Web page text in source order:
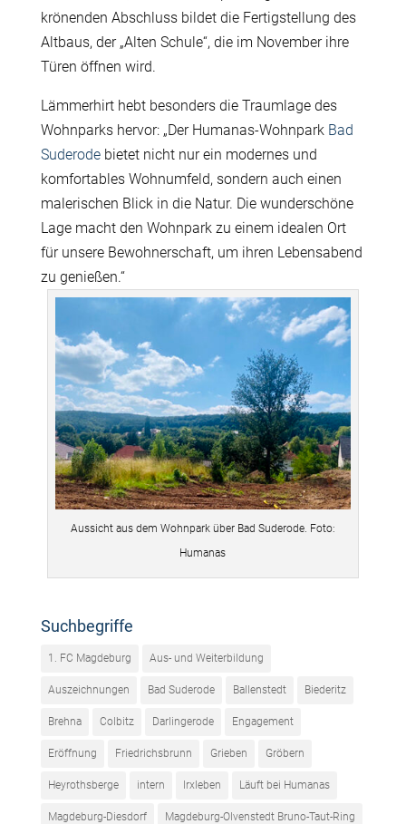
krönenden Abschluss bildet die Fertigstellung des
Altbaus, der „Alten Schule“, die im November ihre
Türen öffnen wird.
Lämmerhirt hebt besonders die Traumlage des
Wohnparks hervor: „Der Humanas-Wohnpark Bad
Suderodebietet nicht nur ein modernes und
komfortables Wohnumfeld, sondern auch einen
malerischen Blick in die Natur. Die wunderschöne
Lage macht den Wohnpark zu einem idealen Ort
für unsere Bewohnerschaft, um ihren Lebensabend
zu genießen.“
Aussicht aus dem Wohnpark über Bad Suderode. Foto:
Humanas
Suchbegriffe
1. FC Magdeburg Aus- und Weiterbildung
Auszeichnungen Bad Suderode Ballenstedt Biederitz
Brehna Colbitz Darlingerode Engagement
Eröffnung Friedrichsbrunn Grieben Gröbern
Heyrothsberge intern Irxleben Läuft bei Humanas
Magdeburg-Diesdorf Magdeburg-Olvenstedt Bruno-Taut-Ring